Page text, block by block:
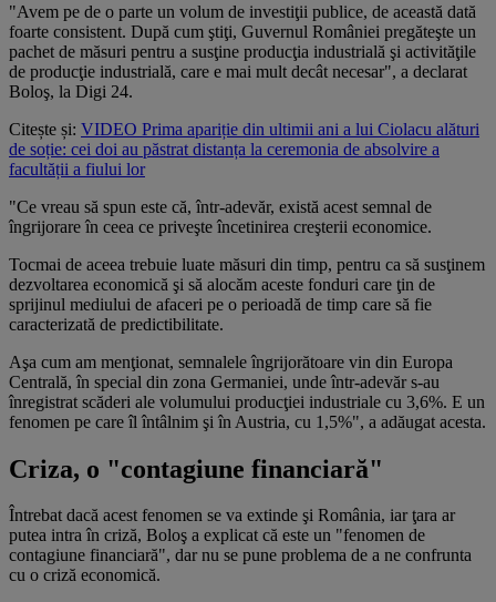
"Avem pe de o parte un volum de investiţii publice, de această dată
foarte consistent. După cum ştiţi, Guvernul României pregăteşte un
pachet de măsuri pentru a susţine producţia industrială şi activităţile
de producţie industrială, care e mai mult decât necesar", a declarat
Boloş, la Digi 24.
Citește și: VIDEO Prima apariție din ultimii ani a lui Ciolacu alături
de soție: cei doi au păstrat distanța la ceremonia de absolvire a
facultății a fiului lor
"Ce vreau să spun este că, într-adevăr, există acest semnal de
îngrijorare în ceea ce priveşte încetinirea creşterii economice.
Tocmai de aceea trebuie luate măsuri din timp, pentru ca să susţinem
dezvoltarea economică şi să alocăm aceste fonduri care ţin de
sprijinul mediului de afaceri pe o perioadă de timp care să fie
caracterizată de predictibilitate.
Aşa cum am menţionat, semnalele îngrijorătoare vin din Europa
Centrală, în special din zona Germaniei, unde într-adevăr s-au
înregistrat scăderi ale volumului producţiei industriale cu 3,6%. E un
fenomen pe care îl întâlnim şi în Austria, cu 1,5%", a adăugat acesta.
Criza, o "contagiune financiară"
Întrebat dacă acest fenomen se va extinde şi România, iar ţara ar
putea intra în criză, Boloş a explicat că este un "fenomen de
contagiune financiară", dar nu se pune problema de a ne confrunta
cu o criză economică.